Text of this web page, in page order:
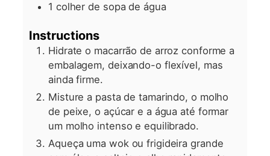
1 colher de sopa de água
Instructions
Hidrate o macarrão de arroz conforme a
embalagem, deixando-o flexível, mas
ainda firme.
Misture a pasta de tamarindo, o molho
de peixe, o açúcar e a água até formar
um molho intenso e equilibrado.
Aqueça uma wok ou frigideira grande